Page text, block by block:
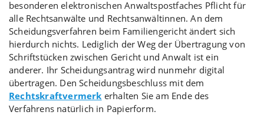
besonderen elektronischen Anwaltspostfaches Pflicht für
alle Rechtsanwälte und Rechtsanwältinnen. An dem
Scheidungsverfahren beim Familiengericht ändert sich
hierdurch nichts. Lediglich der Weg der Übertragung von
Schriftstücken zwischen Gericht und Anwalt ist ein
anderer. Ihr Scheidungsantrag wird nunmehr digital
übertragen. Den Scheidungsbeschluss mit dem
Rechtskraftvermerk erhalten Sie am Ende des
Verfahrens natürlich in Papierform.